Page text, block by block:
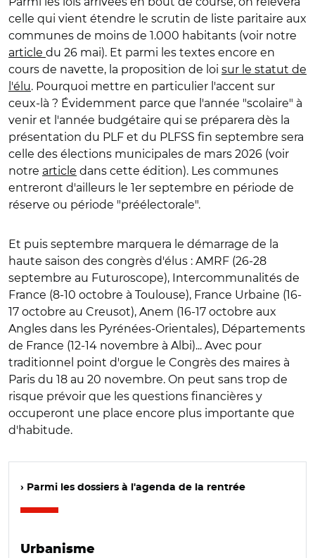
celle qui vient étendre le scrutin de liste paritaire aux
communes de moins de 1.000 habitants (voir notre
article du 26 mai). Et parmi les textes encore en
cours de navette, la proposition de loi sur le statut de
l'élu. Pourquoi mettre en particulier l'accent sur
ceux-là ? Évidemment parce que l'année "scolaire" à
venir et l'année budgétaire qui se préparera dès la
présentation du PLF et du PLFSS fin septembre sera
celle des élections municipales de mars 2026 (voir
notre article dans cette édition). Les communes
entreront d'ailleurs le 1er septembre en période de
réserve ou période "préélectorale".
Et puis septembre marquera le démarrage de la
haute saison des congrès d'élus : AMRF (26-28
septembre au Futuroscope), Intercommunalités de
France (8-10 octobre à Toulouse), France Urbaine (16-
17 octobre au Creusot), Anem (16-17 octobre aux
Angles dans les Pyrénées-Orientales), Départements
de France (12-14 novembre à Albi)... Avec pour
traditionnel point d'orgue le Congrès des maires à
Paris du 18 au 20 novembre. On peut sans trop de
risque prévoir que les questions financières y
occuperont une place encore plus importante que
d'habitude.
› Parmi les dossiers à l'agenda de la rentrée
Urbanisme